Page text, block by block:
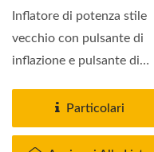
Inflatore di potenza stile
vecchio con pulsante di
inflazione e pulsante di
Particolari